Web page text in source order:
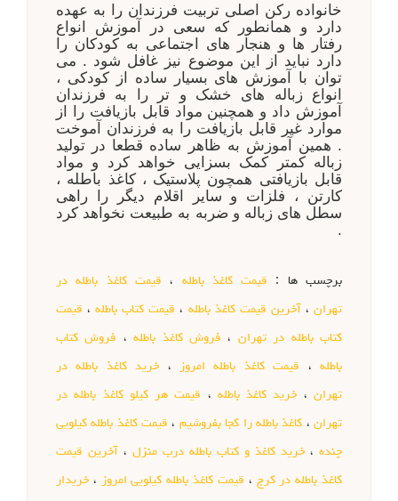
خانواده رکن اصلی تربیت فرزندان را به عهده
دارد و همانطور که سعی در آموزش انواع
رفتار ها و هنجار های اجتماعی به کودکان را
دارد نباید از این موضوع نیز غافل شود . می
توان با آموزش های بسیار ساده از کودکی ،
انواع زباله های خشک و تر را به فرزندان
آموزش داد و همچنین مواد قابل بازیافت را از
موارد غیر قابل بازیافت را به فرزندان آموخت
. همین آموزش به ظاهر ساده قطعا در تولید
زباله کمتر کمک بسزایی خواهد کرد و مواد
قابل بازیافتی همچون پلاستیک ، کاغذ باطله ،
کارتن ، فلزات و سایر اقلام دیگر را راهی
سطل های زباله و ضربه به طبیعت نخواهد کرد
.
برچسب ها : قیمت کاغذ باطله ، قیمت کاغذ باطله در
تهران، آخرین قیمت کاغذ باطله ، قیمت کتاب باطله، قیمت
کتاب باطله در تهران ، فروش کاغذ باطله، فروش کتاب
باطله، قیمت کاغذ باطله امروز ، خرید کاغذ باطله در
تهران، خرید کاغذ باطله ، قیمت هر کیلو کاغذ باطله در
تهران، کاغذ باطله را کجا بفروشیم ، قیمت کاغذ باطله کیلویی
چنده ، خرید کاغذ و کتاب باطله درب منزل ، آخرین قیمت
کاغذ باطله در کرج ، قیمت کاغذ باطله کیلویی امروز ، خریدار